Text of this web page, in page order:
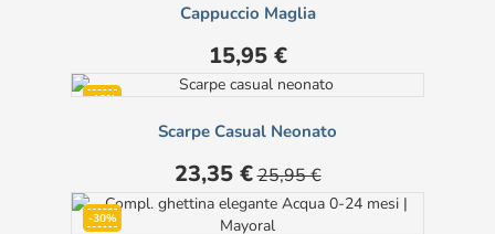
Cappuccio Maglia
Prezzo
15,95 €
-10%
Scarpe Casual Neonato
Prezzo
23,35 € Prezzo
base
25,95 €
-30%